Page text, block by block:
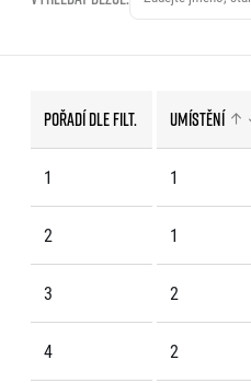
Pořadí dle filt. Umístění
1 1
2 1
3 2
4 2